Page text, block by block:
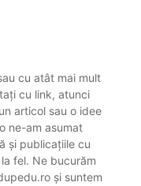
cu atât mai mult
cu link, atunci
articol sau o idee
ne-am asumat
și publicațiile cu
fel. Ne bucurăm
și suntem